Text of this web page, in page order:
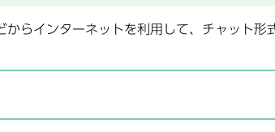
らインターネットを利用して、チャット形